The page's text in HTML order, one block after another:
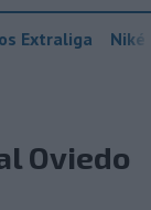
Extraliga
Oviedo